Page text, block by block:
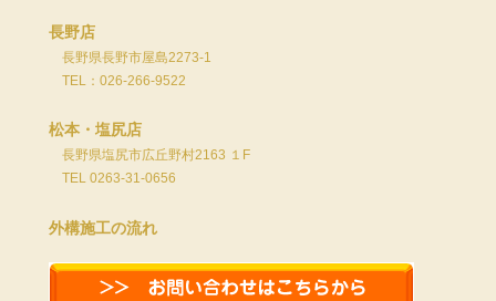
長野店
長野県長野市屋島2273-1
TEL：026-266-9522
松本・塩尻店
長野県塩尻市広丘野村2163 １F
TEL 0263-31-0656
外構施工の流れ